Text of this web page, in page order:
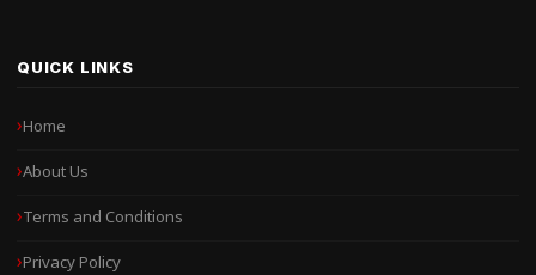
QUICK LINKS
Home
About Us
Terms and Conditions
Privacy Policy